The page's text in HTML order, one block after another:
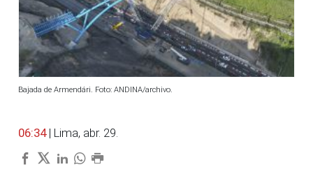
Bajada de Armendári. Foto: ANDINA/archivo.
06:34 | Lima, abr. 29.